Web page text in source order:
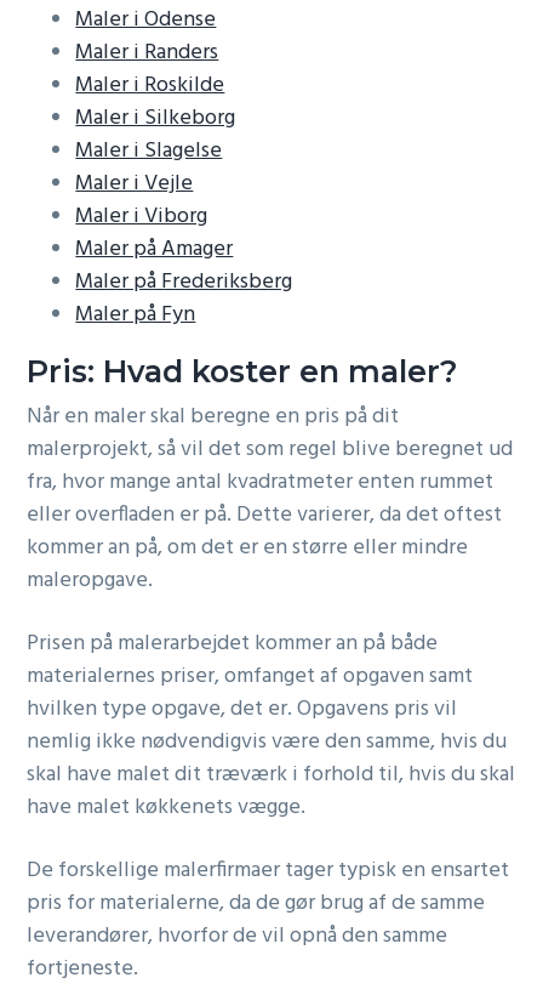
Maler i Odense
Maler i Randers
Maler i Roskilde
Maler i Silkeborg
Maler i Slagelse
Maler i Vejle
Maler i Viborg
Maler på Amager
Maler på Frederiksberg
Maler på Fyn
Pris: Hvad koster en maler?
Når en maler skal beregne en pris på dit
malerprojekt, så vil det som regel blive beregnet ud
fra, hvor mange antal kvadratmeter enten rummet
eller overfladen er på. Dette varierer, da det oftest
kommer an på, om det er en større eller mindre
maleropgave.
Prisen på malerarbejdet kommer an på både
materialernes priser, omfanget af opgaven samt
hvilken type opgave, det er. Opgavens pris vil
nemlig ikke nødvendigvis være den samme, hvis du
skal have malet dit træværk i forhold til, hvis du skal
have malet køkkenets vægge.
De forskellige malerfirmaer tager typisk en ensartet
pris for materialerne, da de gør brug af de samme
leverandører, hvorfor de vil opnå den samme
fortjeneste.